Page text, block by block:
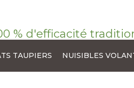
% d'efficacité
TAUPIERS NUISIBLES